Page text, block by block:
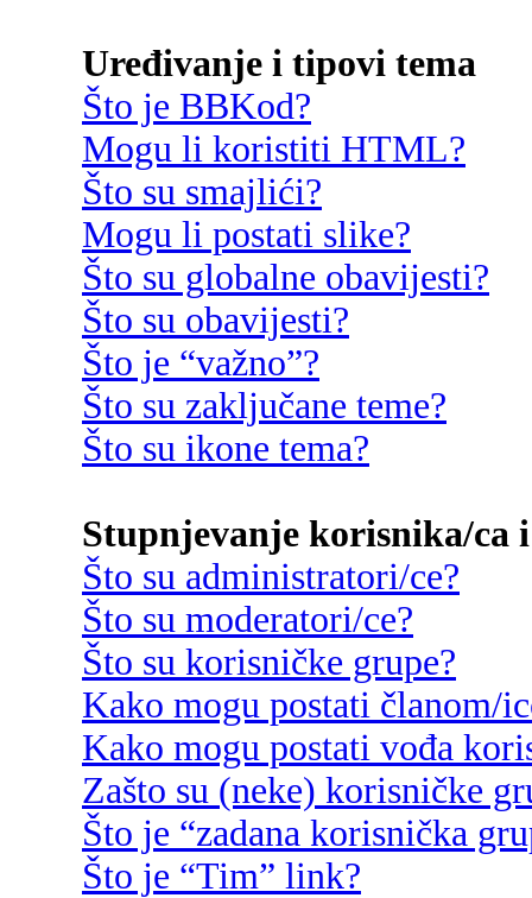
Uređivanje i tipovi tema
Što je BBKod?
Mogu li koristiti HTML?
Što su smajlići?
Mogu li postati slike?
Što su globalne obavijesti?
Što su obavijesti?
Što je “važno”?
Što su zaključane teme?
Što su ikone tema?
Stupnjevanje korisnika/ca
Što su administratori/ce?
Što su moderatori/ce?
Što su korisničke grupe?
Kako mogu postati članom/
Kako mogu postati vođa
Zašto su (neke) korisničke
Što je “zadana korisnička
Što je “Tim” link?